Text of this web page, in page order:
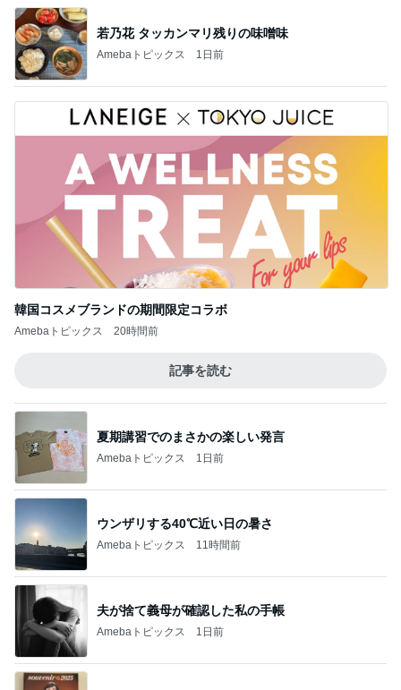
若乃花 タッカンマリ残りの味噌味
Amebaトピックス 1日前
韓国コスメブランドの期間限定コラボ
Amebaトピックス 20時間前
記事を読む
夏期講習でのまさかの楽しい発言
Amebaトピックス 1日前
ウンザリする40℃近い日の暑さ
Amebaトピックス 11時間前
夫が捨て義母が確認した私の手帳
Amebaトピックス 1日前